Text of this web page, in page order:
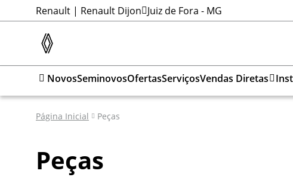
Renault | Renault Dijon Juiz de Fora - MG
NovosSeminovosOfertasServiçosVendas Diretas
Página Inicial Peças
Peças